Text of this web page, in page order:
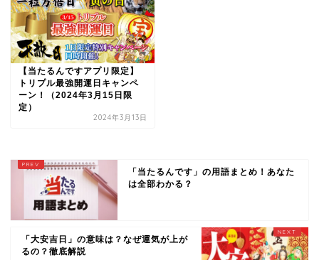
【当たるんですアプリ限定】
トリプル最強開運日キャンペ
ーン！（2024年3月15日限
定）
2024年3月13日
「当たるんです」の用語まとめ！あなた
は全部わかる？
「大安吉日」の意味は？なぜ運気が上が
るの？徹底解説